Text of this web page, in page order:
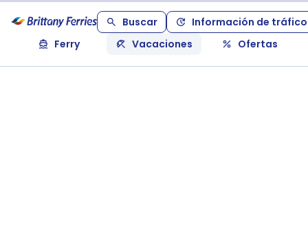
Buscar
Información de tráfico
Ferry
Vacaciones Ofertas